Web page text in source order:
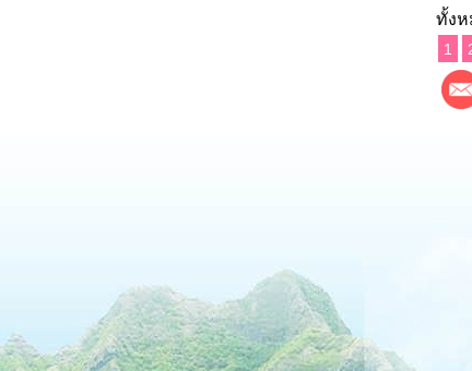
ทั้งห
1